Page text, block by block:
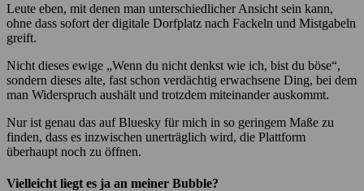
Leute eben, mit denen man unterschiedlicher Ansicht sein kann,
ohne dass sofort der digitale Dorfplatz nach Fackeln und Mistgabeln
greift.
Nicht dieses ewige „Wenn du nicht denkst wie ich, bist du böse“,
sondern dieses alte, fast schon verdächtig erwachsene Ding, bei dem
man Widerspruch aushält und trotzdem miteinander auskommt.
Nur ist genau das auf Bluesky für mich in so geringem Maße zu
finden, dass es inzwischen unerträglich wird, die Plattform
überhaupt noch zu öffnen.
Vielleicht liegt es ja an meiner Bubble?